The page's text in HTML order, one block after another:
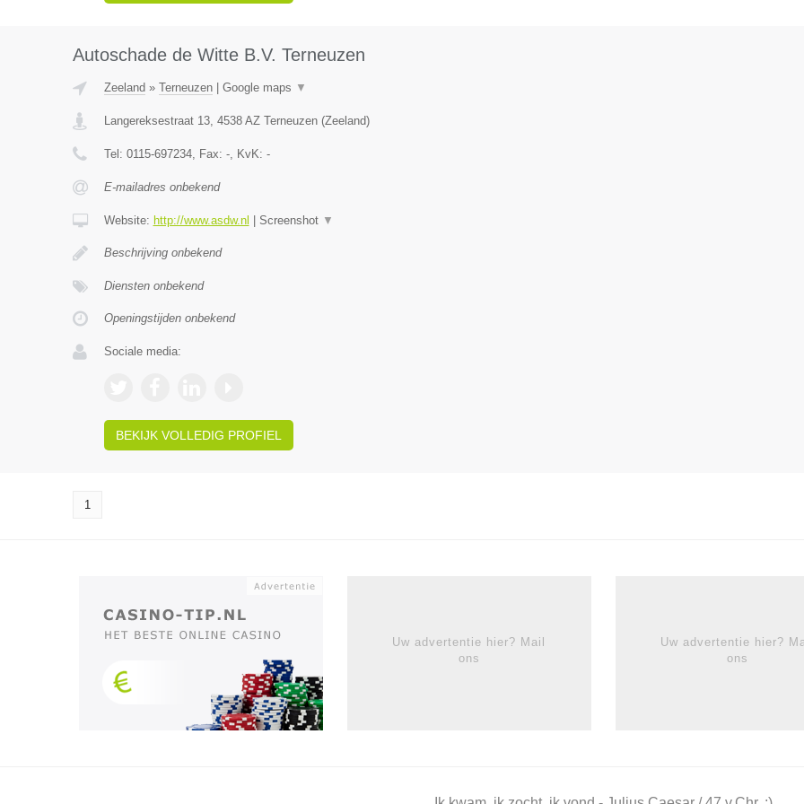
Autoschade de Witte B.V. Terneuzen
Zeeland » Terneuzen| Google maps ▼
Langereksestraat 13, 4538 AZ Terneuzen(Zeeland)
Tel: 0115-697234, Fax: -, KvK: -
E-mailadres onbekend
Website: http://www.asdw.nl Screenshot ▼
Beschrijving onbekend
Diensten onbekend
Openingstijden onbekend
Sociale media:
BEKIJK VOLLEDIG PROFIEL
1
Uw advertentie hier? Mail
ons
Uw advertentie hier?
ons